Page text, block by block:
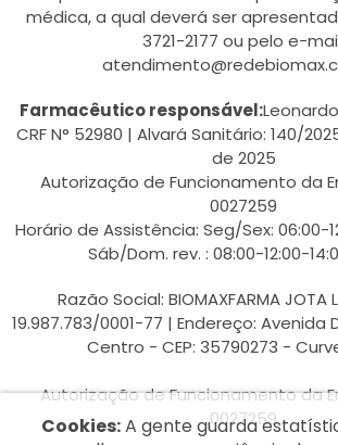
médica, a qual deverá ser
3721-2177 ou pelo e-
Farmacêutico responsável:
CRF N° 52980 | Alvará Sanitário: 140/
de 2025
Autorização de Funcionamento da
0027259
Horário de Assistência: Seg/Sex: 06:00-
Sáb/Dom. rev. : 08:00-12:00-
Razão Social: BIOMAXFARMA JOTA
19.987.783/0001-77 | Endereço: Avenida
Centro - CEP: 35790273 -
Autorização de Funcionamento da
0027259
Cookies:A gente guarda